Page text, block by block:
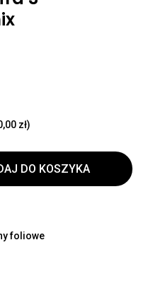
zł)
DO KOSZYKA
foliowe